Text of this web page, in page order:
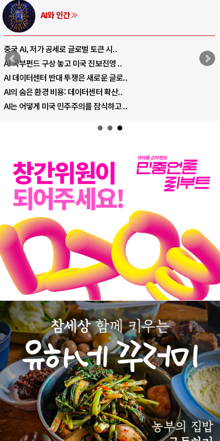
AI와 인간
중국 AI, 저가 공세로 글로벌 토큰 시..
AI 국부펀드 구상 놓고 미국 진보진영 ..
AI 데이터센터 반대 투쟁은 새로운 글로..
AI의 숨은 환경 비용: 데이터센터 확산..
AI는 어떻게 미국 민주주의를 잠식하고 ..